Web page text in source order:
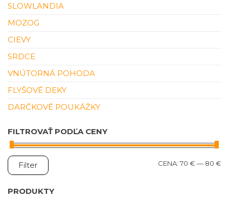
SLOWLANDIA
MOZOG
CIEVY
SRDCE
VNÚTORNÁ POHODA
FLYŠOVÉ DEKY
DARČKOVÉ POUKÁŽKY
FILTROVAŤ PODĽA CENY
Filter CENA: 70 € — 80 €
PRODUKTY